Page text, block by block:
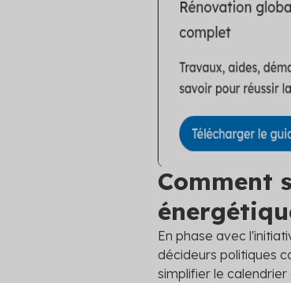
Comment
En phase avec
décideurs politiques
simplifier le